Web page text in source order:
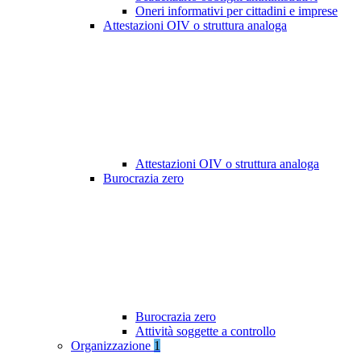
Oneri informativi per cittadini e imprese
Attestazioni OIV o struttura analoga
Attestazioni OIV o struttura analoga
Burocrazia zero
Burocrazia zero
Attività soggette a controllo
Organizzazione 1